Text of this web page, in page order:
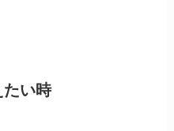
い時